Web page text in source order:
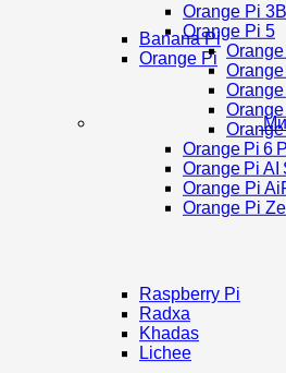
Banana Pi
Orange Pi
Orange Pi 3B
Orange Pi 5
Orange Pi 6
Orange Pi AI
Orange Pi
Orange Pi
Raspberry Pi
Radxa
Khadas
Lichee